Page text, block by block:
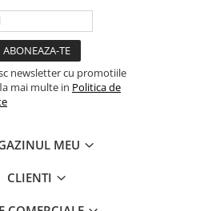
newsletter cu promotiile
mai multe in Politica de
MEU
CLIENTI